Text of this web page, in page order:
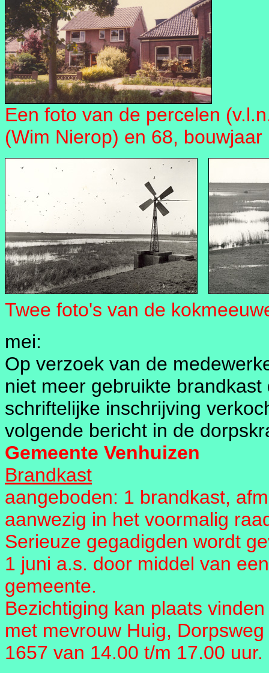
Een foto van de percelen
(Wim Nierop) en 68,
Twee foto's van de
mei:
Op verzoek van de
niet meer gebruikte
schriftelijke inschrijving
volgende bericht in de
Gemeente Venhuizen
Brandkast
aangeboden: 1 brandkast,
aanwezig in het voormalig
Serieuze gegadigden wordt
1 juni a.s. door middel van
gemeente.
Bezichtiging kan plaats
met mevrouw Huig,
1657 van 14.00 t/m 17.00 uur.